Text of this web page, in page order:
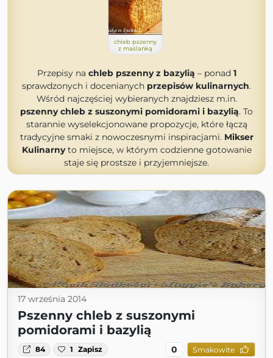
chleb pszenny
z maślanką
Przepisy na chleb pszenny z bazylią – ponad 1
sprawdzonych i docenianych przepisów kulinarnych.
Wśród najczęściej wybieranych znajdziesz m.in.
pszenny chleb z suszonymi pomidorami i bazylią. To
starannie wyselekcjonowane propozycje, które łączą
tradycyjne smaki z nowoczesnymi inspiracjami. Mikser
Kulinarnyto miejsce, w którym codzienne gotowanie
staje się prostsze i przyjemniejsze.
17 września 2014
Pszenny chleb z suszonymi
pomidorami i bazylią
84 1 Zapisz 0 Smakowite